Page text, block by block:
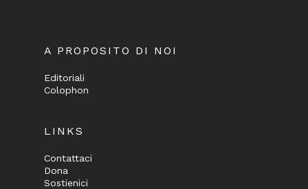
A PROPOSITO DI NOI
Editoriali
Colophon
LINKS
Contattaci
Dona
Sostienici